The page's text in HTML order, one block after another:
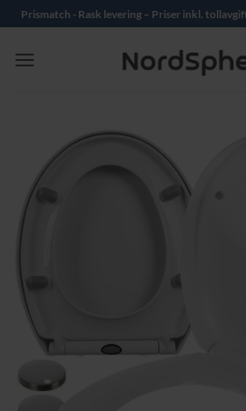
Skip
to
content
Prismatch - Rask levering – Priser inkl.